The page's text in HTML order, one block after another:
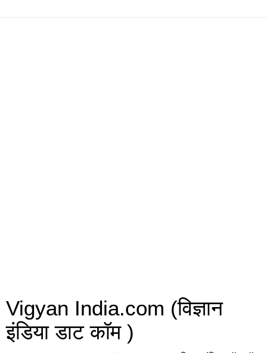
Vigyan India.com (विज्ञान
इंडिया डाट कॉम )